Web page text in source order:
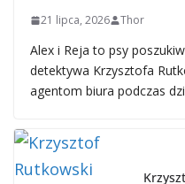
21 lipca, 2026 Thor
Alex i Reja to psy
detektywa Krzysztofa
agentom biura podczas